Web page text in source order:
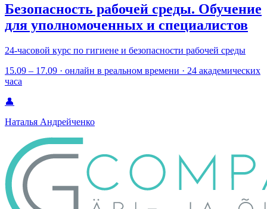
Безопасность рабочей среды. Обучение
для уполномоченных и специалистов
24-часовой курс по гигиене и безопасности рабочей среды
15.09 – 17.09 · онлайн в реальном времени · 24 академических
часа
👤
Наталья Андрейченко